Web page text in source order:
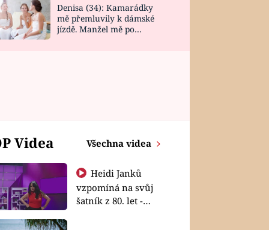
Denisa (34): Kamarádky
mě přemluvily k dámské
jízdě. Manžel mě po
Videa Všechna videa
Heidi Janků
vzpomíná na svůj
šatník z 80. let -